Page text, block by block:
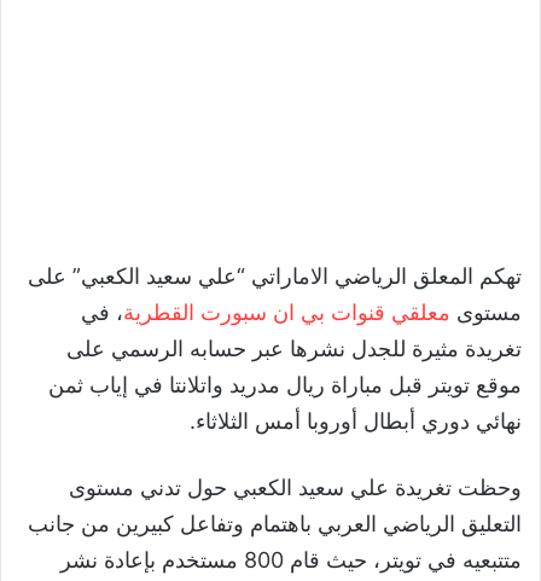
تهكم المعلق الرياضي الاماراتي “علي سعيد الكعبي” على
مستوى معلقي قنوات بي ان سبورت القطرية، في
تغريدة مثيرة للجدل نشرها عبر حسابه الرسمي على
موقع تويتر قبل مباراة ريال مدريد واتلانتا في إياب ثمن
نهائي دوري أبطال أوروبا أمس الثلاثاء.
وحظت تغريدة علي سعيد الكعبي حول تدني مستوى
التعليق الرياضي العربي باهتمام وتفاعل كبيرين من جانب
متتبعيه في تويتر، حيث قام 800 مستخدم بإعادة نشر